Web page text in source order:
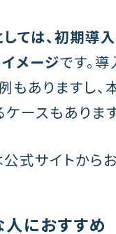
ては、初期導
メージです。
もありますし
ースもありま
式サイトから
におすすめ